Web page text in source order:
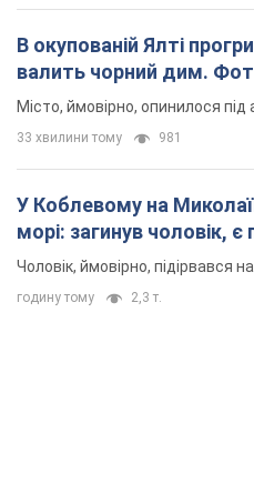
В окупованій Ялті
валить чорний дим.
Місто, ймовірно, опинилося під
33 хвилини тому 981
У Коблевому на
морі: загинув чоловік,
Чоловік, ймовірно, підірвався
годину тому 2,3 т.